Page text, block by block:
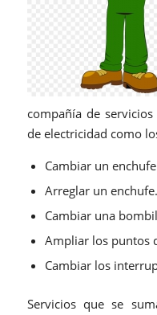
compañía de
de electricidad como
Cambiar un
Arreglar un enchufe.
Cambiar una
Ampliar los puntos
Cambiar los
Servicios que se